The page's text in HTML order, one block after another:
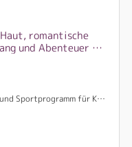
romantische
und Abenteuer im
im Natural
für Kinder und Erwachsene